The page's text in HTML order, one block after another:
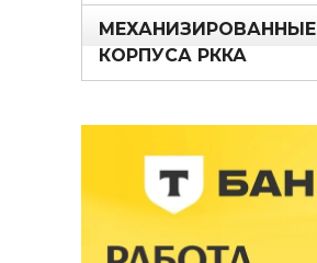
МЕХАНИЗИРОВАННЫЕ
КОРПУСА РККА